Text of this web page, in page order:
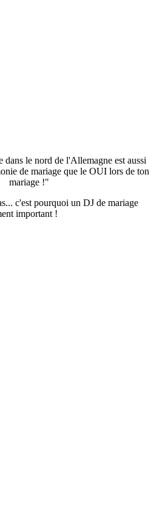
dans le nord de l'Allemagne est aussi
de mariage que le OUI lors de ton
mariage !"
c'est pourquoi un DJ de mariage
important !